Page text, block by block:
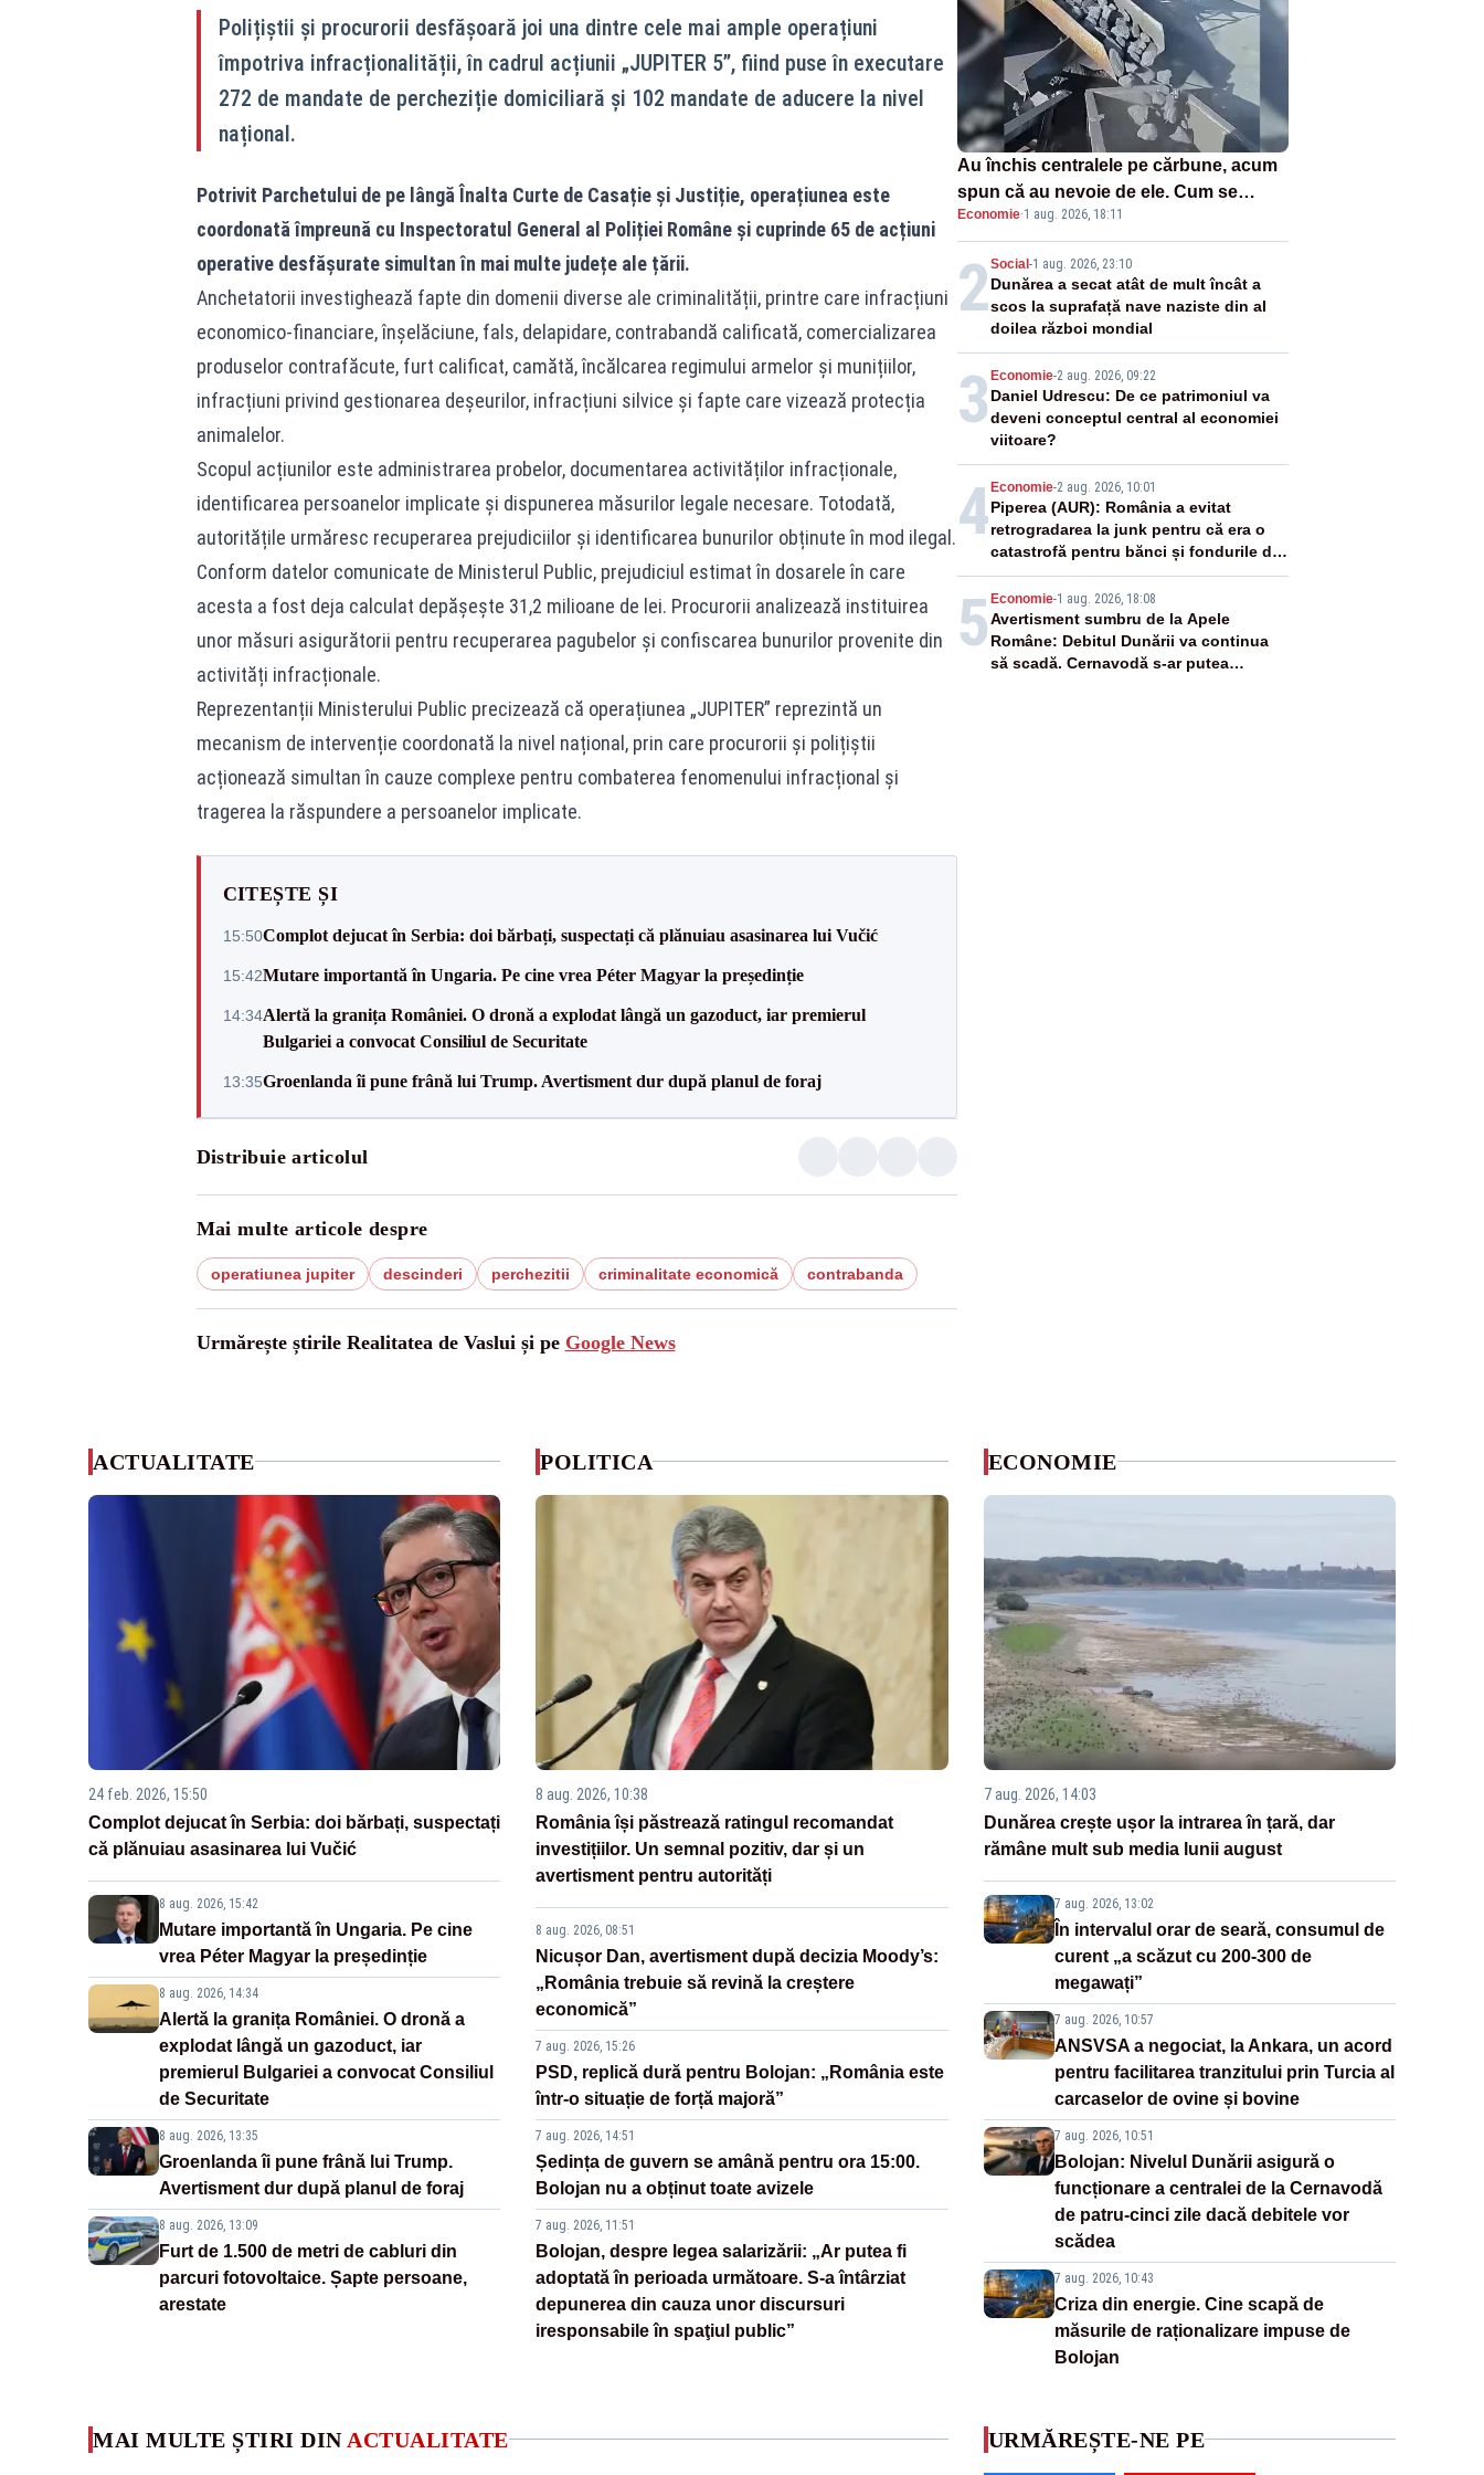
Polițiștii și procurorii desfășoară joi una dintre cele mai ample operațiuni
împotriva infracționalității, în cadrul acțiunii „JUPITER 5”, fiind puse în executare
272 de mandate de percheziție domiciliară și 102 mandate de aducere la nivel
național.
Potrivit Parchetului de pe lângă Înalta Curte de Casație și Justiție, operațiunea este
coordonată împreună cu Inspectoratul General al Poliției Române și cuprinde 65 de acțiuni
operative desfășurate simultan în mai multe județe ale țării.
Anchetatorii investighează fapte din domenii diverse ale criminalității, printre care infracțiuni
economico-financiare, înșelăciune, fals, delapidare, contrabandă calificată, comercializarea
produselor contrafăcute, furt calificat, camătă, încălcarea regimului armelor și munițiilor,
infracțiuni privind gestionarea deșeurilor, infracțiuni silvice și fapte care vizează protecția
animalelor.
Scopul acțiunilor este administrarea probelor, documentarea activităților infracționale,
identificarea persoanelor implicate și dispunerea măsurilor legale necesare. Totodată,
autoritățile urmăresc recuperarea prejudiciilor și identificarea bunurilor obținute în mod ilegal.
Conform datelor comunicate de Ministerul Public, prejudiciul estimat în dosarele în care
acesta a fost deja calculat depășește 31,2 milioane de lei. Procurorii analizează instituirea
unor măsuri asigurătorii pentru recuperarea pagubelor și confiscarea bunurilor provenite din
activități infracționale.
Reprezentanții Ministerului Public precizează că operațiunea „JUPITER” reprezintă un
mecanism de intervenție coordonată la nivel național, prin care procurorii și polițiștii
acționează simultan în cauze complexe pentru combaterea fenomenului infracțional și
tragerea la răspundere a persoanelor implicate.
CITEȘTE ȘI
15:50Complot dejucat în Serbia: doi bărbați, suspectați că plănuiau asasinarea lui Vučić
15:42Mutare importantă în Ungaria. Pe cine vrea Péter Magyar la președinție
14:34Alertă la granița României. O dronă a explodat lângă un gazoduct, iar premierul
Bulgariei a convocat Consiliul de Securitate
13:35Groenlanda îi pune frână lui Trump. Avertisment dur după planul de foraj
Distribuie articolul
Mai multe articole despre
operatiunea jupiter descinderi perchezitii criminalitate economică contrabanda
Urmărește știrile Realitatea de Vaslui și pe Google News
Au închis centralele pe cărbune, acum
spun că au nevoie de ele. Cum se
pasează vina în plină criză energetică
Economie·1 aug. 2026, 18:11
2Social-1 aug. 2026, 23:10
Dunărea a secat atât de mult încât a
scos la suprafață nave naziste din al
doilea război mondial
3 Economie-2 aug. 2026, 09:22
Daniel Udrescu: De ce patrimoniul va
deveni conceptul central al economiei
viitoare?
4Economie-2 aug. 2026, 10:01
Piperea (AUR): România a evitat
retrogradarea la junk pentru că era o
catastrofă pentru bănci și fondurile de
pensii
5 Economie-1 aug. 2026, 18:08
Avertisment sumbru de la Apele
Române: Debitul Dunării va continua
să scadă. Cernavodă s-ar putea
ACTUALITATE
24 feb. 2026, 15:50
Complot dejucat în Serbia: doi bărbați, suspectați
că plănuiau asasinarea lui Vučić
8 aug. 2026, 15:42
Mutare importantă în Ungaria. Pe cine
vrea Péter Magyar la președinție
8 aug. 2026, 14:34
Alertă la granița României. O dronă a
explodat lângă un gazoduct, iar
premierul Bulgariei a convocat Consiliul
de Securitate
8 aug. 2026, 13:35
Groenlanda îi pune frână lui Trump.
Avertisment dur după planul de foraj
8 aug. 2026, 13:09
Furt de 1.500 de metri de cabluri din
parcuri fotovoltaice. Șapte persoane,
arestate
POLITICA
8 aug. 2026, 10:38
România își păstrează ratingul recomandat
investițiilor. Un semnal pozitiv, dar și un
avertisment pentru autorități
8 aug. 2026, 08:51
Nicușor Dan, avertisment după decizia Moody’s:
„România trebuie să revină la creștere
economică”
7 aug. 2026, 15:26
PSD, replică dură pentru Bolojan: „România este
într-o situație de forță majoră”
7 aug. 2026, 14:51
Ședința de guvern se amână pentru ora 15:00.
Bolojan nu a obținut toate avizele
7 aug. 2026, 11:51
Bolojan, despre legea salarizării: „Ar putea fi
adoptată în perioada următoare. S-a întârziat
depunerea din cauza unor discursuri
iresponsabile în spaţiul public”
ECONOMIE
7 aug. 2026, 14:03
Dunărea crește ușor la intrarea în țară, dar
rămâne mult sub media lunii august
7 aug. 2026, 13:02
În intervalul orar de seară, consumul de
curent „a scăzut cu 200-300 de
megawați”
7 aug. 2026, 10:57
ANSVSA a negociat, la Ankara, un acord
pentru facilitarea tranzitului prin Turcia al
carcaselor de ovine și bovine
7 aug. 2026, 10:51
Bolojan: Nivelul Dunării asigură o
funcționare a centralei de la Cernavodă
de patru-cinci zile dacă debitele vor
scădea
7 aug. 2026, 10:43
Criza din energie. Cine scapă de
măsurile de raționalizare impuse de
Bolojan
MAI MULTE ȘTIRI DIN ACTUALITATE URMĂREȘTE-NE PE